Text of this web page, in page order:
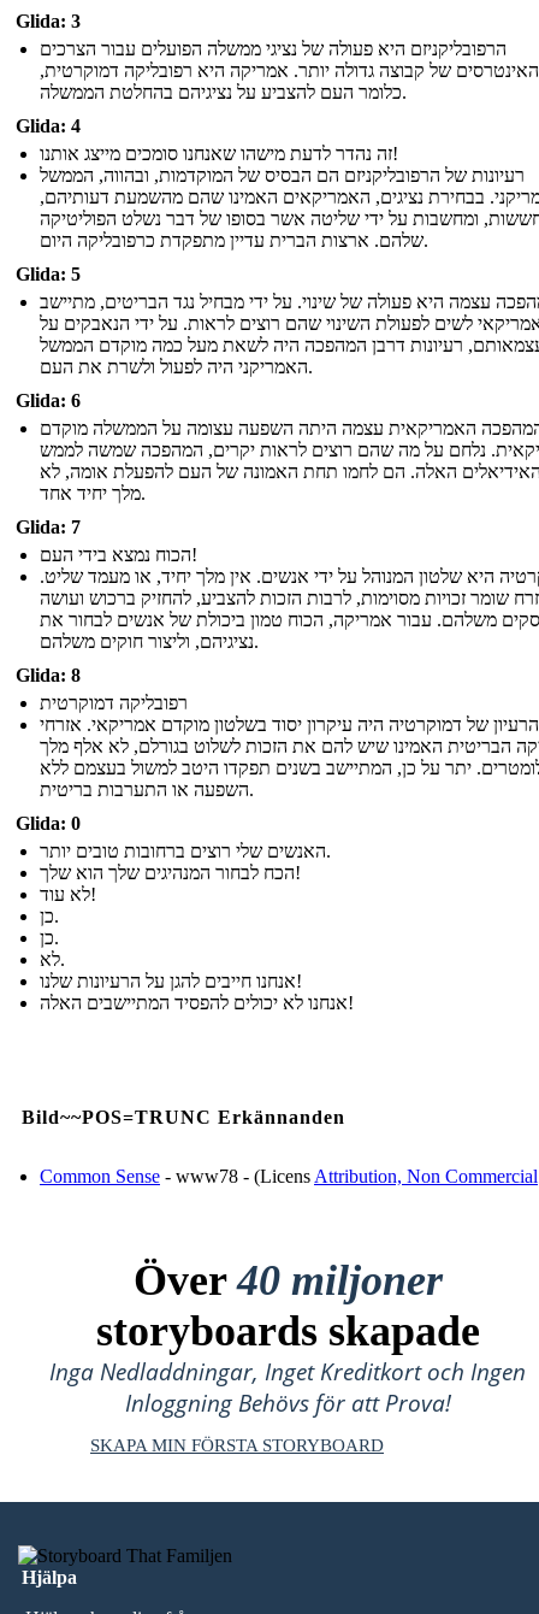
Glida: 3
הרפובליקניזם היא פעולה של נציגי ממשלה הפועלים עבור הצרכים
של קבוצה גדולה יותר. אמריקה היא רפובליקה דמוקרטית,
כלומר העם להצביע על נציגיהם בהחלטת הממשלה.
Glida: 4
זה נהדר לדעת מישהו שאנחנו סומכים מייצג אותנו!
רעיונות של הרפובליקניזם הם הבסיס של המוקדמות, ובהווה, הממשל
בבחירת נציגים, האמריקאים האמינו שהם מהשמעת דעותיהם,
ומחשבות על ידי שליטה אשר בסופו של דבר נשלט הפוליטיקה
שלהם. ארצות הברית עדיין מתפקדת כרפובליקה היום.
Glida: 5
עצמה היא פעולה של שינוי. על ידי מבחיל נגד הבריטים, מתיישב
לשים לפעולת השינוי שהם רוצים לראות. על ידי הנאבקים על
רעיונות דרבן המהפכה היה לשאת מעל כמה מוקדם הממשל
האמריקני היה לפעול ולשרת את העם.
Glida: 6
האמריקאית עצמה היתה השפעה עצומה על הממשלה מוקדם
נלחם על מה שהם רוצים לראות יקרים, המהפכה שמשה לממש
האלה. הם לחמו תחת האמונה של העם להפעלת אומה, לא
מלך יחיד אחד.
Glida: 7
הכוח נמצא בידי העם!
היא שלטון המנוהל על ידי אנשים. אין מלך יחיד, או מעמד שליט.
שומר זכויות מסוימות, לרבות הזכות להצביע, להחזיק ברכוש ועושה
משלהם. עבור אמריקה, הכוח טמון ביכולת של אנשים לבחור את
נציגיהם, וליצור חוקים משלהם.
Glida: 8
רפובליקה דמוקרטית
הרעיון של דמוקרטיה היה עיקרון יסוד בשלטון מוקדם אמריקאי. אזרחי
הבריטית האמינו שיש להם את הזכות לשלוט בגורלם, לא אלף מלך
יתר על כן, המתיישב בשנים תפקדו היטב למשול בעצמם ללא
השפעה או התערבות בריטית.
Glida: 0
האנשים שלי רוצים ברחובות טובים יותר.
הכח לבחור המנהיגים שלך הוא שלך!
לא עוד!
כן.
כן.
לא.
אנחנו חייבים להגן על הרעיונות שלנו!
אנחנו לא יכולים להפסיד המתיישבים האלה!
Bild~~POS=TRUNC Erkännanden
Common Sense - www78 - (Licens Attribution, Non Commercial
Över40 miljoner
storyboards skapade
Inga Nedladdningar, Inget Kreditkort och Ingen
Inloggning Behövs för att Prova!
SKAPA MIN FÖRSTA STORYBOARD
Hjälpa